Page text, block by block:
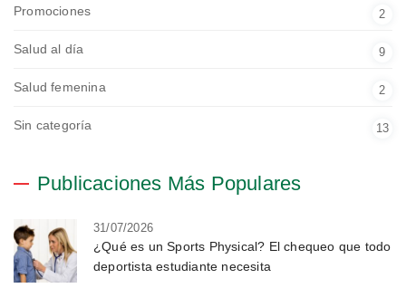
Promociones 2
Salud al día 9
Salud femenina 2
Sin categoría 13
Publicaciones Más Populares
31/07/2026
¿Qué es un Sports Physical? El chequeo que todo
deportista estudiante necesita